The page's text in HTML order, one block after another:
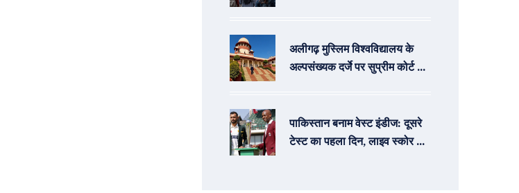
अलीगढ़ मुस्लिम विश्वविद्यालय के
अल्पसंख्यक दर्जे पर सुप्रीम कोर्ट का
पाकिस्तान बनाम वेस्ट इंडीज: दूसरे
टेस्ट का पहला दिन, लाइव स्कोर और